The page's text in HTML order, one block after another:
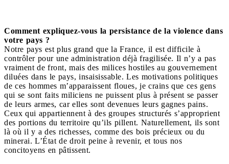
Comment expliquez-vous la persistance de la violence dans
votre pays ?
Notre pays est plus grand que la France, il est difficile à
contrôler pour une administration déjà fragilisée. Il n’y a pas
vraiment de front, mais des milices hostiles au gouvernement
diluées dans le pays, insaisissable. Les motivations politiques
de ces hommes m’apparaissent floues, je crains que ces gens
qui se sont faits miliciens ne puissent plus à présent se passer
de leurs armes, car elles sont devenues leurs gagnes pains.
Ceux qui appartiennent à des groupes structurés s’approprient
des portions du territoire qu’ils pillent. Naturellement, ils sont
là où il y a des richesses, comme des bois précieux ou du
minerai. L’État de droit peine à revenir, et tous nos
concitoyens en pâtissent.